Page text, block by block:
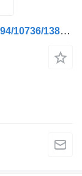
Întinzător servodirecţie longitudinal 39594/10736/1380417 pentru camion DAF